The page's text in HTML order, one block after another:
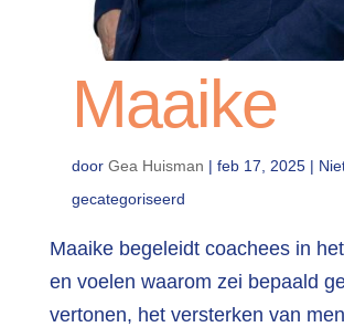
Maaike
door Gea Huisman | feb 17, 2025|
gecategoriseerd
Maaike begeleidt coachees in
en voelen waarom zei bepaald
vertonen, het versterken van